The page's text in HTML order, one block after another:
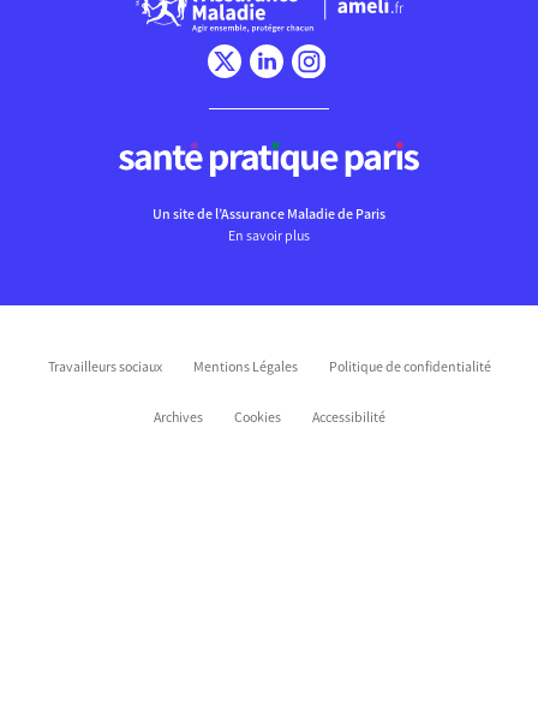
Un site de l’Assurance Maladie de Paris
En savoir plus
Travailleurs sociaux Mentions Légales Politique de confidentialité
Archives Cookies Accessibilité